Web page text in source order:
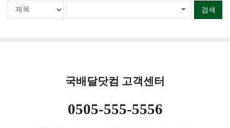
검색
국배달닷컴 고객센터
0505-555-5556